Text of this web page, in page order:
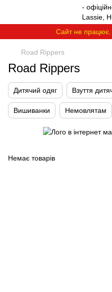
Сайт не працює.
Road Rippers
Road Rippers
Дитячий одяг Взуття
Вишиванки Немовлятам
Немає товарів